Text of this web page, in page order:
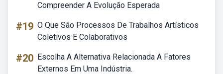
Compreender A Evolução Esperada
#19 O Que São Processos De Trabalhos Artísticos
Coletivos E Colaborativos
#20 Escolha A Alternativa Relacionada A Fatores
Externos Em Uma Indústria.